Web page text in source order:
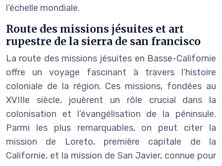
l’échelle mondiale.
Route des missions jésuites et art
rupestre de la sierra de san francisco
La route des missions jésuites en Basse-Californie
offre un voyage fascinant à travers l’histoire
coloniale de la région. Ces missions, fondées au
XVIIIe siècle, jouèrent un rôle crucial dans la
colonisation et l’évangélisation de la péninsule.
Parmi les plus remarquables, on peut citer la
mission de Loreto, première capitale de la
Californie, et la mission de San Javier, connue pour